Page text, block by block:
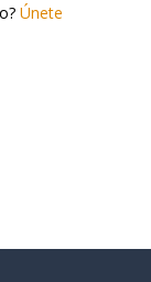
Únete